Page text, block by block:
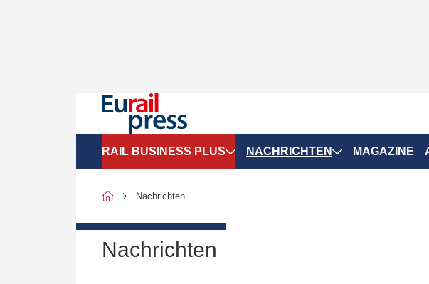
RAIL BUSINESS PLUS
SPNV-Marktdaten
NACHRICHTEN MAGAZINE
Nachrichten
Nachrichten